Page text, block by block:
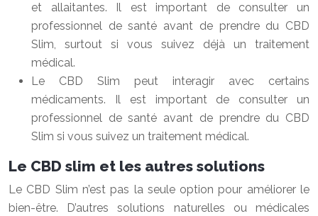
et allaitantes. Il est important de consulter un
professionnel de santé avant de prendre du CBD
Slim, surtout si vous suivez déjà un traitement
médical.
Le CBD Slim peut interagir avec certains
médicaments. Il est important de consulter un
professionnel de santé avant de prendre du CBD
Slim si vous suivez un traitement médical.
Le CBD slim et les autres solutions
Le CBD Slim n’est pas la seule option pour améliorer le
bien-être. D’autres solutions naturelles ou médicales